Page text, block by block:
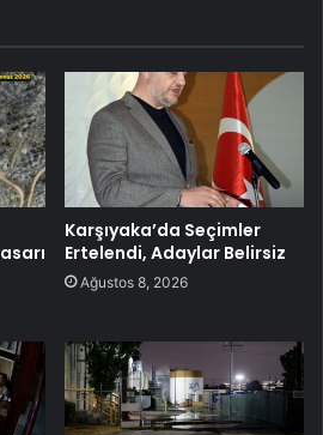
Karşıyaka’da Seçimler
Ertelendi, Adaylar Belirsiz
Ağustos 8, 2026